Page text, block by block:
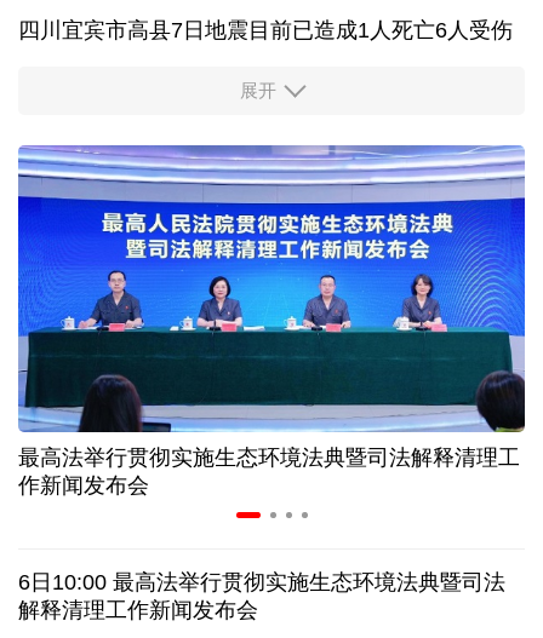
四川宜宾市高县7日地震目前已造成1人死亡6人受伤
四个关键词解读中国经济韧性
球票撬动全城消费 赛事经济如何将"流量"变"增量"
第五届数贸会将首设Token专区 探索算力贸易新路径
北京：非京籍家庭购房社保个税缴纳年限下调为一年
近346亿元 广东电网交出上半年投资建设亮眼答卷
31省份上半年外贸成绩单出炉 见证产业提质跃迁
俄黑客称获取北约直接参与袭击俄领土的书面证据
展开
最高法举行贯彻实施生态环境法典暨司法解释清理工
作新闻发布会
6日10:00 最高法举行贯彻实施生态环境法典暨司法
解释清理工作新闻发布会